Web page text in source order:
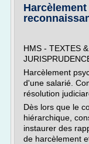
HMS - TEXTES
Harcèlement
d'une salarié.
résolution
Dès lors que le
hiérarchique,
instaurer des
de harcèlement